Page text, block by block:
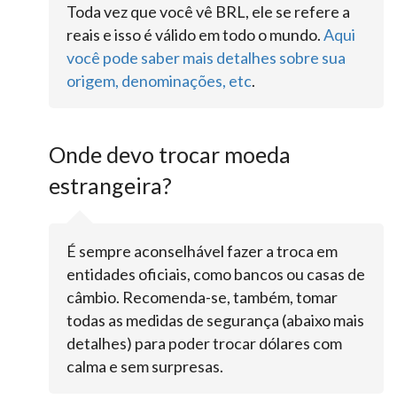
Toda vez que você vê BRL, ele se refere a
reais e isso é válido em todo o mundo.Aqui
você pode saber mais detalhes sobre sua
origem, denominações, etc.
Onde devo trocar moeda
estrangeira?
É sempre aconselhável fazer a troca em
entidades oficiais, como bancos ou casas de
câmbio. Recomenda-se, também, tomar
todas as medidas de segurança (abaixo mais
detalhes) para poder trocar dólares com
calma e sem surpresas.